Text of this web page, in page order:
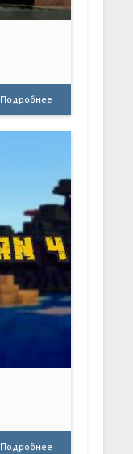
Подробнее
Подробнее